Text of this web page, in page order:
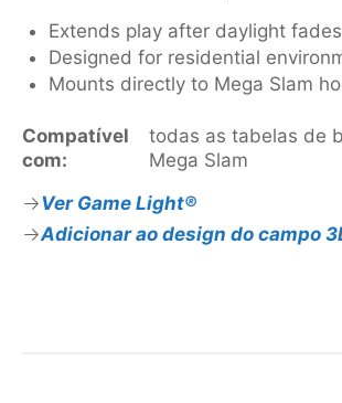
Extends play after daylight fades
Designed for residential
Mounts directly to Mega Slam
Compatível
com:
todas as tabelas de
Mega Slam
Ver Game Light®
Adicionar ao design do campo